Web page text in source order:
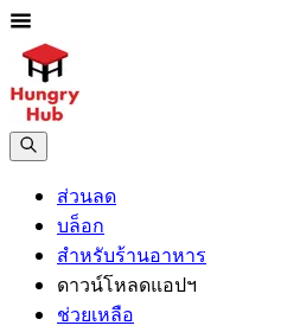
ส่วนลด
บล็อก
สำหรับร้านอาหาร
ดาวน์โหลดแอปฯ
ช่วยเหลือ